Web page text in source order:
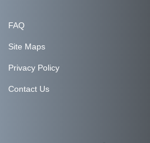
FAQ
Site Maps
Privacy Policy
Contact Us